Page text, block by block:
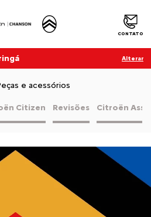
CONTATO
Alterar
e acessórios
Citizen Revisões Citroën